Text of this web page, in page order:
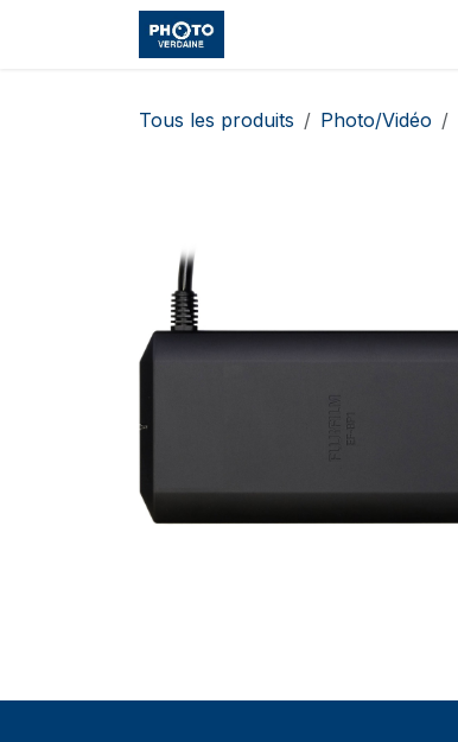
Se rendre au contenu
Tous les produits Photo/Vidéo